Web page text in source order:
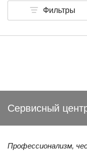
Фильтры
Сервисный
Профессионализм,